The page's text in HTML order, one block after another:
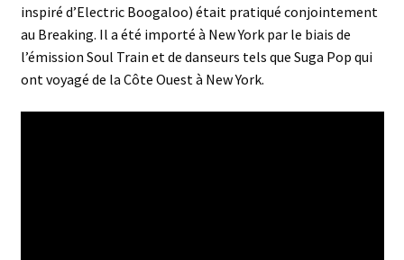
inspiré d’Electric Boogaloo) était pratiqué conjointement
au Breaking. Il a été importé à New York par le biais de
l’émission Soul Train et de danseurs tels que Suga Pop qui
ont voyagé de la Côte Ouest à New York.